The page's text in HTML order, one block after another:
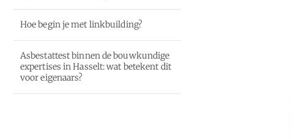
Hoe begin je met linkbuilding?
Asbestattest binnen de bouwkundige
expertises in Hasselt: wat betekent dit
voor eigenaars?